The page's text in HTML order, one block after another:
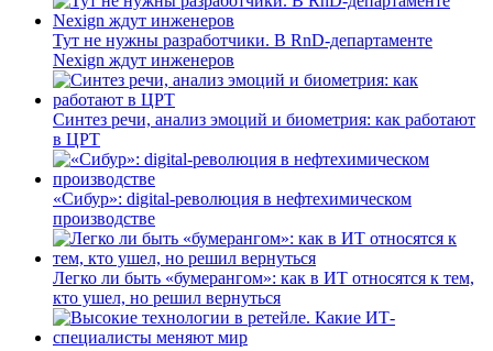
Тут не нужны разработчики. В RnD-департаменте
Nexign ждут инженеров
Синтез речи, анализ эмоций и биометрия: как работают
в ЦРТ
«Сибур»: digital-революция в нефтехимическом
производстве
Легко ли быть «бумерангом»: как в ИТ относятся к тем,
кто ушел, но решил вернуться